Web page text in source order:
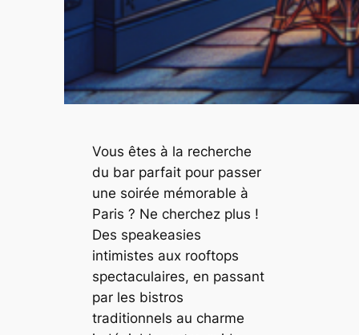
Vous êtes à la recherche
du bar parfait pour passer
une soirée mémorable à
Paris ? Ne cherchez plus !
Des speakeasies
intimistes aux rooftops
spectaculaires, en passant
par les bistros
traditionnels au charme